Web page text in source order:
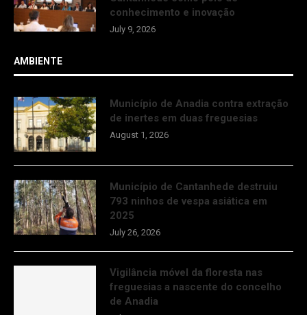
conhecimento e inovação
July 9, 2026
AMBIENTE
Município de Anadia contra extração
de inertes em duas freguesias
August 1, 2026
Município de Cantanhede destruiu
793 ninhos de vespa asiática em
2025
July 26, 2026
Vigilância móvel da floresta nas
freguesias a nascente do concelho
de Anadia